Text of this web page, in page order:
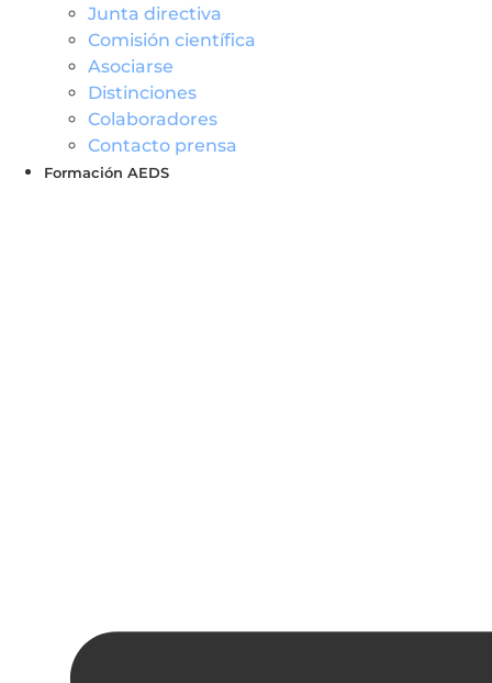
Junta directiva
Comisión científica
Asociarse
Distinciones
Colaboradores
Contacto prensa
Formación AEDS